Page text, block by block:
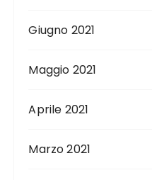
Giugno 2021
Maggio 2021
Aprile 2021
Marzo 2021